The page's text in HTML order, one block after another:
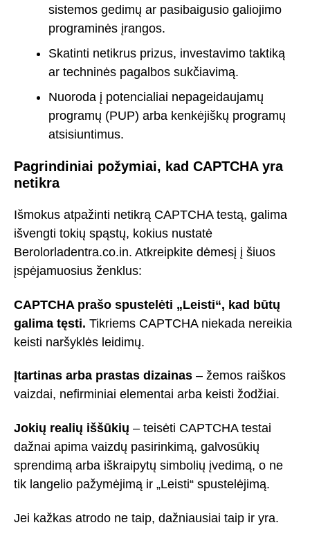
sistemos gedimų ar pasibaigusio galiojimo
programinės įrangos.
Skatinti netikrus prizus, investavimo taktiką
ar techninės pagalbos sukčiavimą.
Nuoroda į potencialiai nepageidaujamų
programų (PUP) arba kenkėjiškų programų
atsisiuntimus.
Pagrindiniai požymiai, kad CAPTCHA yra
netikra
Išmokus atpažinti netikrą CAPTCHA testą, galima
išvengti tokių spąstų, kokius nustatė
Berolorladentra.co.in. Atkreipkite dėmesį į šiuos
įspėjamuosius ženklus:
CAPTCHA prašo spustelėti „Leisti“, kad būtų
galima tęsti. Tikriems CAPTCHA niekada nereikia
keisti naršyklės leidimų.
Įtartinas arba prastas dizainas – žemos raiškos
vaizdai, nefirminiai elementai arba keisti žodžiai.
Jokių realių iššūkių – teisėti CAPTCHA testai
dažnai apima vaizdų pasirinkimą, galvosūkių
sprendimą arba iškraipytų simbolių įvedimą, o ne
tik langelio pažymėjimą ir „Leisti“ spustelėjimą.
Jei kažkas atrodo ne taip, dažniausiai taip ir yra.